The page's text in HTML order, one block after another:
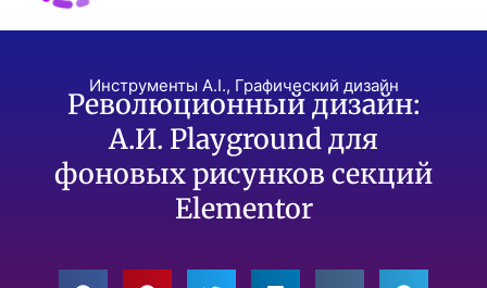
Инструменты A.I., Графический дизайн
Революционный дизайн:
А.И. Playground для
фоновых рисунков секций
Elementor